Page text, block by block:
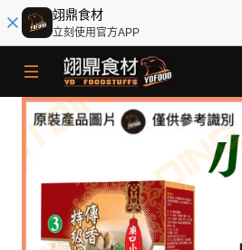
翊鼎食材
立刻使用官方APP